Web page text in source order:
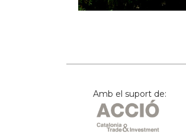
Amb el suport de: